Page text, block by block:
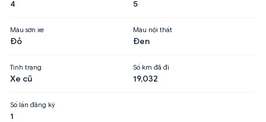
4 5
Màu sơn xe
Đỏ
Màu nội thất
Đen
Tình trạng
Xe cũ
Số km đã đi
19,032
Số lần đăng ký
1